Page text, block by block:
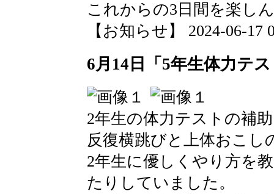
これからの3日間を楽し
【お知らせ】 2024-06-17
6月14日「5年生体力テ
2年生の体力テストの補
反復横跳びと上体おこし
2年生に優しくやり方を
たりしていました。